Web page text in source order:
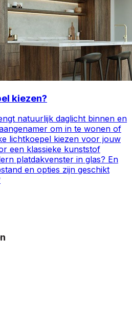
kiezen?
natuurlijk daglicht binnen en
om in te wonen of
lichtkoepel kiezen voor jouw
een klassieke kunststof
platdakvenster in glas? En
en opties zijn geschikt